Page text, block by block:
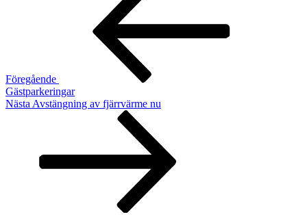
Föregående
Gästparkeringar
Nästa
Nästa Avstängning av fjärrvärme nu